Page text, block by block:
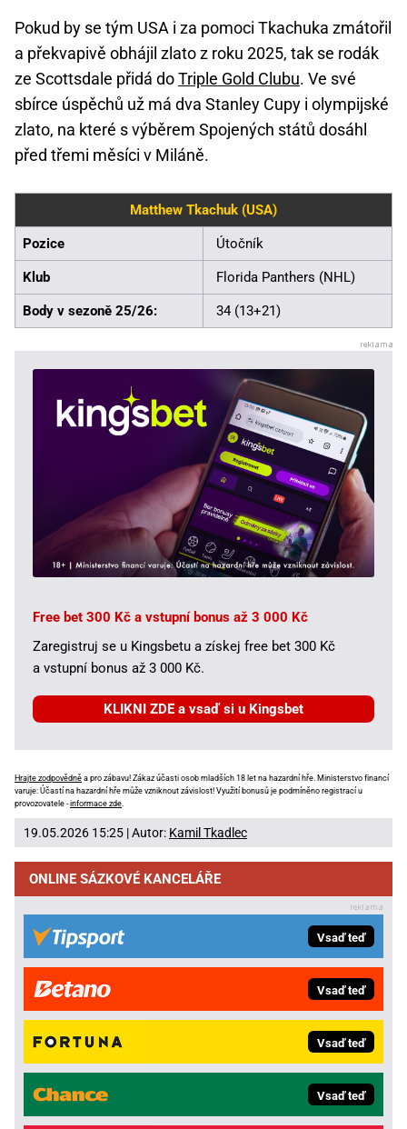
Pokud by se tým USA i za pomoci Tkachuka zmátořil
a překvapivě obhájil zlato z roku 2025, tak se rodák
ze Scottsdale přidá doTriple Gold Clubu. Ve své
sbírce úspěchů už má dva Stanley Cupy i olympijské
zlato, na které s výběrem Spojených států dosáhl
před třemi měsíci v Miláně.
Matthew Tkachuk (USA)
Pozice Útočník
Klub Florida Panthers (NHL)
Body v sezoně 25/26: 34 (13+21)
Free bet 300 Kč a vstupní bonus až 3 000 Kč
Zaregistruj se u Kingsbetu a získej free bet 300 Kč
a vstupní bonus až 3 000 Kč.
KLIKNI ZDE a vsaď si u Kingsbet
Hrajte zodpovědně a pro zábavu! Zákaz účasti osob mladších 18 let na hazardní hře. Ministerstvo financí
varuje: Účastí na hazardní hře může vzniknout závislost! Využití bonusů je podmíněno registrací u
provozovatele -informace zde
19.05.2026 15:25 | Autor: Kamil Tkadlec
ONLINE SÁZKOVÉ KANCELÁŘE
Vsaď teď
Vsaď teď
Vsaď teď
Vsaď teď